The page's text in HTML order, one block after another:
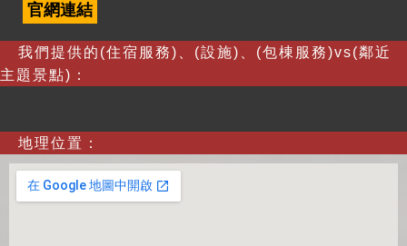
官網連結
我們提供的(住宿服務)、(設施)、(包棟服務)vs(鄰近
主題景點)：
地理位置：